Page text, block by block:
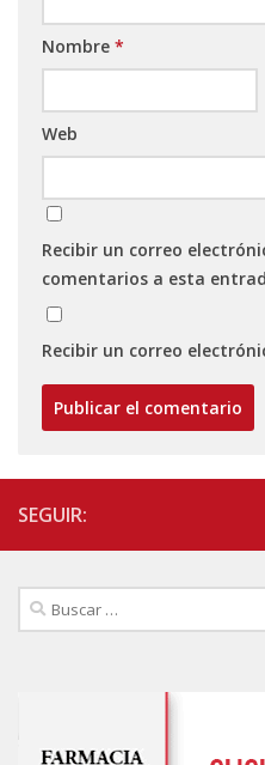
Nombre *
Web
Recibir un correo
comentarios a esta
Recibir un correo
SEGUIR:
Buscar: